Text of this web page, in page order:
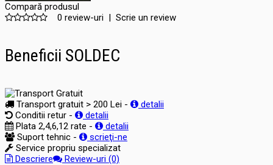
Compară produsul
0 review-uri | Scrie un review
Beneficii SOLDEC
Transport gratuit > 200 Lei -
detalii
Conditii retur -
detalii
Plata 2,4,6,12 rate -
detalii
Suport tehnic -
scrieţi-ne
Service propriu specializat
Descriere
Review-uri (0)